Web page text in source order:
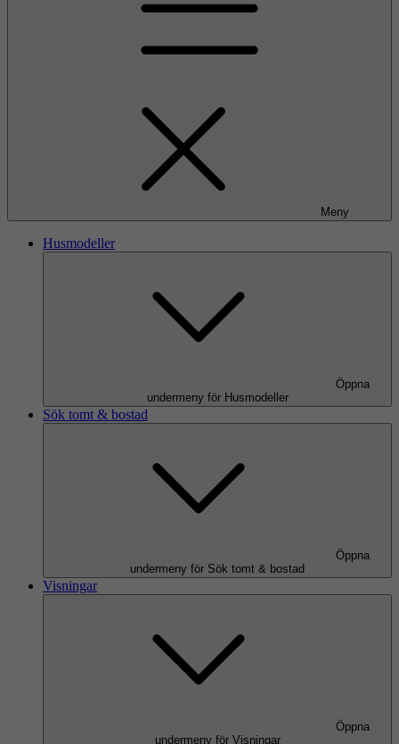
Meny
Husmodeller
Öppna
undermeny för Husmodeller
Sök tomt & bostad
Öppna
undermeny för Sök tomt & bostad
Visningar
Öppna
undermeny för Visningar